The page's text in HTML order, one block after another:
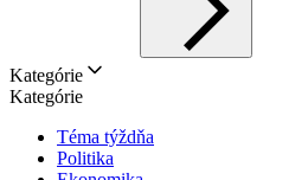
Kategórie
Kategórie
Téma týždňa
Politika